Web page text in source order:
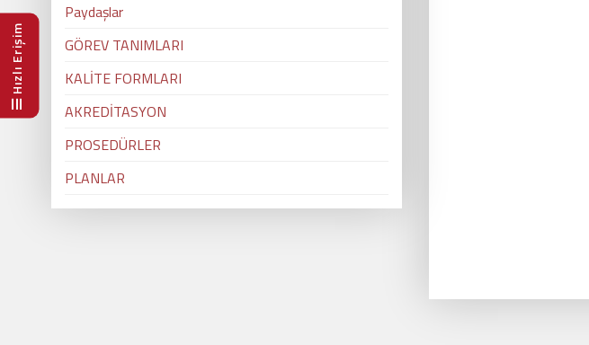
Hızlı Erişim
Paydaşlar
GÖREV TANIMLARI
KALİTE FORMLARI
AKREDİTASYON
PROSEDÜRLER
PLANLAR